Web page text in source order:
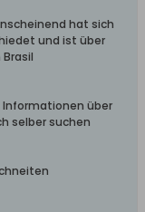
hat sich
und ist über
Informationen über
selber suchen